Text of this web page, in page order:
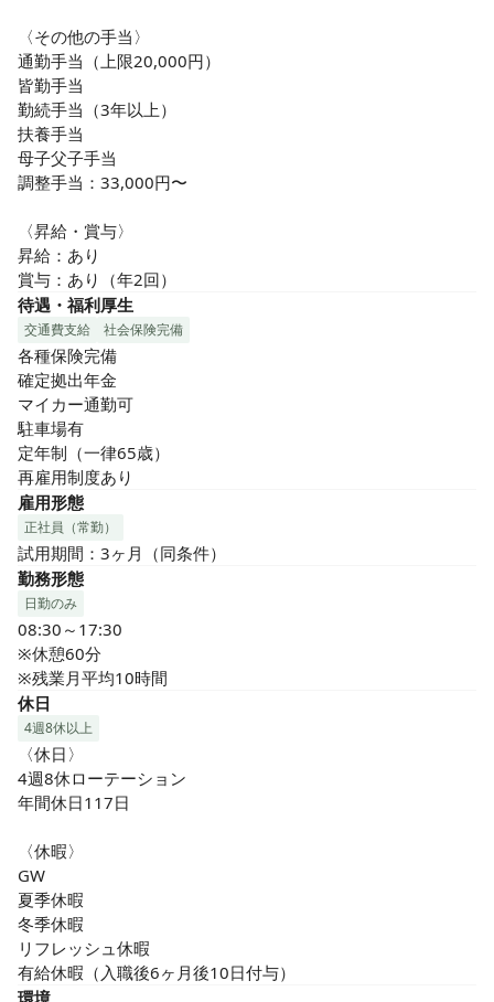
〈その他の手当〉
通勤手当（上限20,000円）
皆勤手当
勤続手当（3年以上）
扶養手当
母子父子手当
調整手当：33,000円〜
〈昇給・賞与〉
昇給：あり
賞与：あり（年2回）
待遇・福利厚生
交通費支給 社会保険完備
各種保険完備
確定拠出年金
マイカー通勤可
駐車場有
定年制（一律65歳）
再雇用制度あり
雇用形態
正社員（常勤）
試用期間：3ヶ月（同条件）
勤務形態
日勤のみ
08:30～17:30
※休憩60分
※残業月平均10時間
休日
4週8休以上
〈休日〉
4週8休ローテーション
年間休日117日
〈休暇〉
GW
夏季休暇
冬季休暇
リフレッシュ休暇
有給休暇（入職後6ヶ月後10日付与）
環境